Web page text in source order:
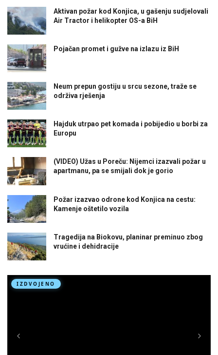
Aktivan požar kod Konjica, u gašenju sudjelovali
Air Tractor i helikopter OS-a BiH
Pojačan promet i gužve na izlazu iz BiH
Neum prepun gostiju u srcu sezone, traže se
održiva rješenja
Hajduk utrpao pet komada i pobijedio u borbi za
Europu
(VIDEO) Užas u Poreču: Nijemci izazvali požar u
apartmanu, pa se smijali dok je gorio
Požar izazvao odrone kod Konjica na cestu:
Kamenje oštetilo vozila
Tragedija na Biokovu, planinar preminuo zbog
vrućine i dehidracije